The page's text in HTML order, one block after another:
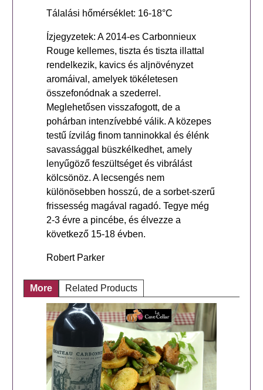
Tálalási hőmérséklet: 16-18°C
Ízjegyzetek: A 2014-es Carbonnieux
Rouge kellemes, tiszta és tiszta illattal
rendelkezik, kavics és aljnövényzet
aromáival, amelyek tökéletesen
összefonódnak a szederrel.
Meglehetősen visszafogott, de a
pohárban intenzívebbé válik. A közepes
testű ízvilág finom tanninokkal és élénk
savassággal büszkélkedhet, amely
lenyűgöző feszültséget és vibrálást
kölcsönöz. A lecsengés nem
különösebben hosszú, de a sorbet-szerű
frissesség magával ragadó. Tegye még
2-3 évre a pincébe, és élvezze a
következő 15-18 évben.
Robert Parker
More Related Products